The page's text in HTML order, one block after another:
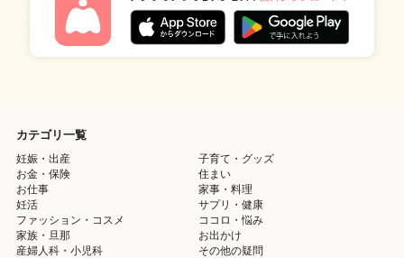
カテゴリ一覧
妊娠・出産
子育て・グッズ
お金・保険
住まい
お仕事
家事・料理
妊活
サプリ・健康
ファッション・コスメ
ココロ・悩み
家族・旦那
お出かけ
産婦人科・小児科
その他の疑問